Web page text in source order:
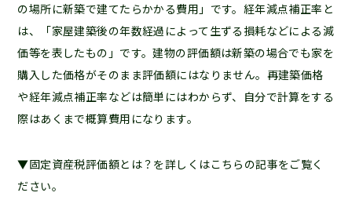
の場所に新築で建てたらかかる費用」です。経年減点補正率と
は、「家屋建築後の年数経過によって生ずる損耗などによる減
価等を表したもの」です。建物の評価額は新築の場合でも家を
購入した価格がそのまま評価額にはなりません。再建築価格
や経年減点補正率などは簡単にはわからず、自分で計算をする
際はあくまで概算費用になります。
▼固定資産税評価額とは？を詳しくはこちらの記事をご覧く
ださい。